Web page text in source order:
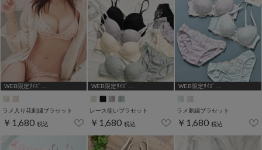
WEB限定ｻｲｽﾞ
ラメ入り花刺繍ブラセット
￥1,680 税込
WEB限定ｻｲｽﾞ
レース使いブラセット
￥1,680 税込
WEB限定ｻｲｽﾞ
ラメ刺繍ブラセット
￥1,680 税込